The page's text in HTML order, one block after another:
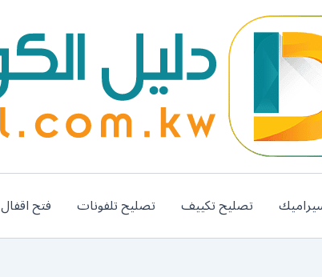
تصليح تكييف تصليح تلفونات فتح اقفال